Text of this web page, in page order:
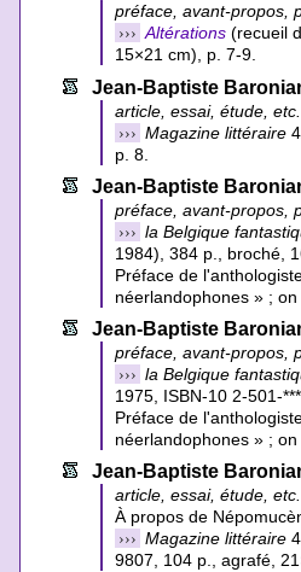
préface, avant-propos,
››› Altérations (recueil
15×21 cm), p. 7-9.
Jean-Baptiste
article, essai, étude, etc.
››› Magazine littéraire
p. 8.
Jean-Baptiste
préface, avant-propos,
››› la Belgique
1984), 384 p., broché,
Préface de
néerlandophones » ;
Jean-Baptiste
préface, avant-propos,
››› la Belgique
1975, ISBN-10 2-501-
Préface de
néerlandophones » ;
Jean-Baptiste
article, essai, étude, etc.
À propos de
››› Magazine littéraire
9807, 104 p., agrafé,